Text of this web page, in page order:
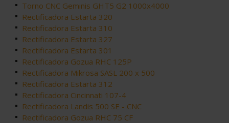
Torno CNC Geminis GHT5 G2 1000x4000
Rectificadora Estarta 320
Rectificadora Estarta 310
Rectificadora Estarta 327
Rectificadora Estarta 301
Rectificadora Gozua RHC 125P
Rectificadora Mikrosa SASL 200 x 500
Rectificadora Estarta 312
Rectificadora Cincinnati 107-4
Rectificadora Landis 500 SE - CNC
Rectificadora Gozua RHC 75 CF